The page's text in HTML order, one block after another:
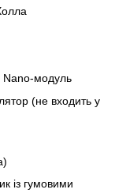
Nano-модуль
(не входить у
із гумовими